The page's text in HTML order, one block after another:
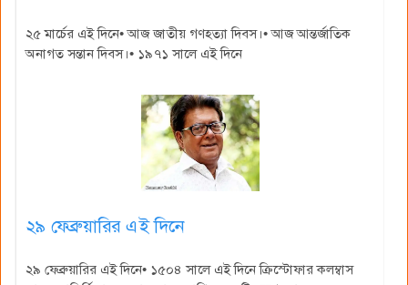
২৫ মার্চের এই দিনে• আজ জাতীয় গণহত্যা দিবস।• আজ আন্তর্জাতিক
অনাগত সন্তান দিবস।• ১৯৭১ সালে এই দিনে
২৯ ফেব্রুয়ারির এই দিনে
২৯ ফেব্রুয়ারির এই দিনে• ১৫০৪ সালে এই দিনে ক্রিস্টোফার কলম্বাস